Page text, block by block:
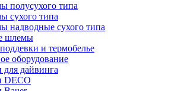
полусухого типа
сухого типа
надводные сухого типа
шлемы
и термобелье
оборудование
дайвинга
DECO